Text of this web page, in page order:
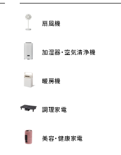
扇風機
加湿器・空気清浄機
暖房機
調理家電
美容・健康家電